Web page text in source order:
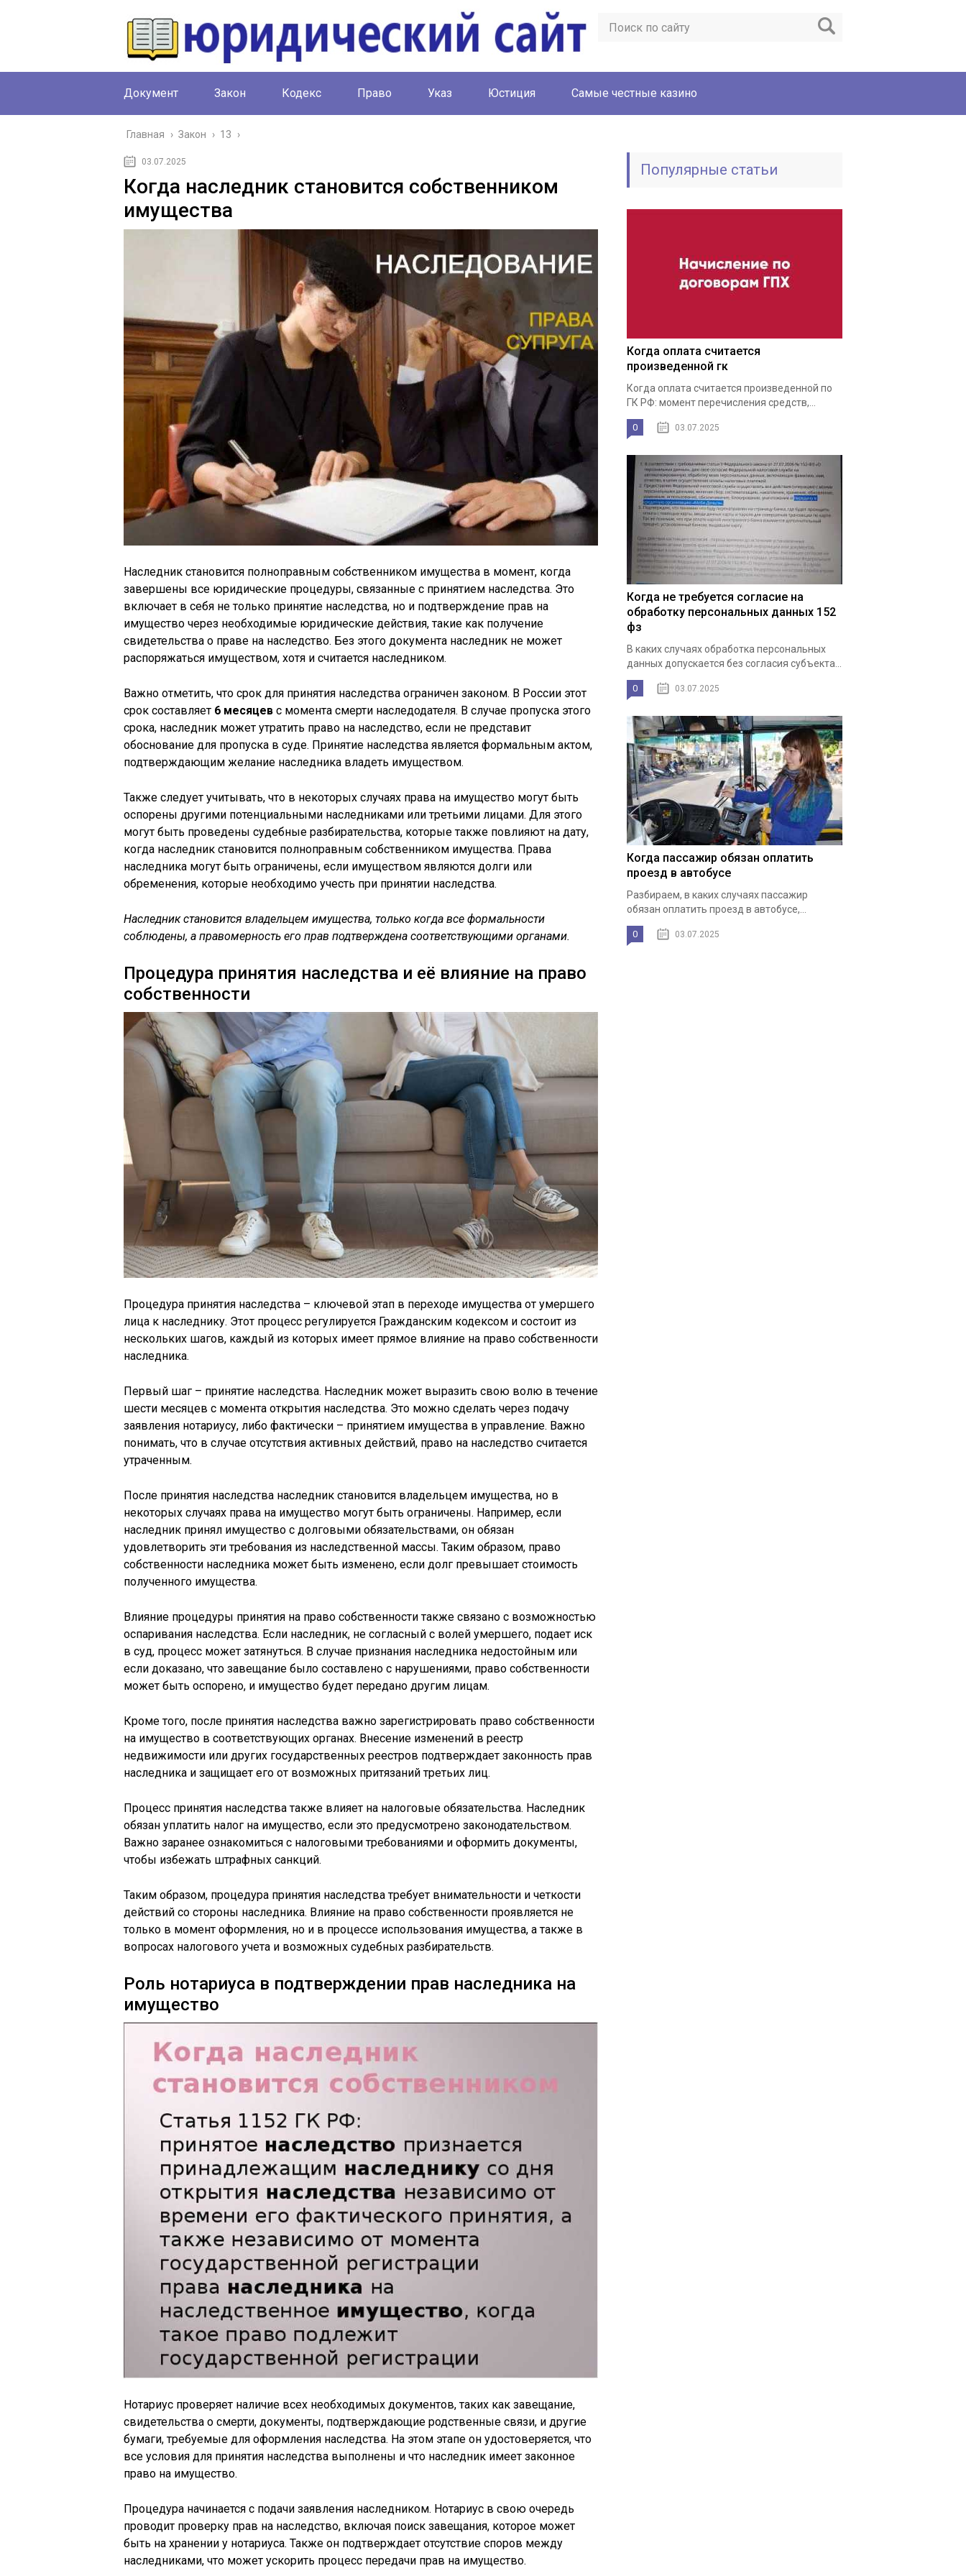
Документ Закон Кодекс Право Указ Юстиция Cамые честные казино
Главная › Закон › 13 ›
03.07.2025
Когда наследник становится собственником
имущества
Наследник становится полноправным собственником имущества в момент, когда
завершены все юридические процедуры, связанные с принятием наследства. Это
включает в себя не только принятие наследства, но и подтверждение прав на
имущество через необходимые юридические действия, такие как получение
свидетельства о праве на наследство. Без этого документа наследник не может
распоряжаться имуществом, хотя и считается наследником.
Важно отметить, что срок для принятия наследства ограничен законом. В России этот
срок составляет 6 месяцев с момента смерти наследодателя. В случае пропуска этого
срока, наследник может утратить право на наследство, если не представит
обоснование для пропуска в суде. Принятие наследства является формальным актом,
подтверждающим желание наследника владеть имуществом.
Также следует учитывать, что в некоторых случаях права на имущество могут быть
оспорены другими потенциальными наследниками или третьими лицами. Для этого
могут быть проведены судебные разбирательства, которые также повлияют на дату,
когда наследник становится полноправным собственником имущества. Права
наследника могут быть ограничены, если имуществом являются долги или
обременения, которые необходимо учесть при принятии наследства.
Наследник становится владельцем имущества, только когда все формальности
соблюдены, а правомерность его прав подтверждена соответствующими органами.
Процедура принятия наследства и её влияние на право
собственности
Процедура принятия наследства – ключевой этап в переходе имущества от умершего
лица к наследнику. Этот процесс регулируется Гражданским кодексом и состоит из
нескольких шагов, каждый из которых имеет прямое влияние на право собственности
наследника.
Первый шаг – принятие наследства. Наследник может выразить свою волю в течение
шести месяцев с момента открытия наследства. Это можно сделать через подачу
заявления нотариусу, либо фактически – принятием имущества в управление. Важно
понимать, что в случае отсутствия активных действий, право на наследство считается
утраченным.
После принятия наследства наследник становится владельцем имущества, но в
некоторых случаях права на имущество могут быть ограничены. Например, если
наследник принял имущество с долговыми обязательствами, он обязан
удовлетворить эти требования из наследственной массы. Таким образом, право
собственности наследника может быть изменено, если долг превышает стоимость
полученного имущества.
Влияние процедуры принятия на право собственности также связано с возможностью
оспаривания наследства. Если наследник, не согласный с волей умершего, подает иск
в суд, процесс может затянуться. В случае признания наследника недостойным или
если доказано, что завещание было составлено с нарушениями, право собственности
может быть оспорено, и имущество будет передано другим лицам.
Кроме того, после принятия наследства важно зарегистрировать право собственности
на имущество в соответствующих органах. Внесение изменений в реестр
недвижимости или других государственных реестров подтверждает законность прав
наследника и защищает его от возможных притязаний третьих лиц.
Процесс принятия наследства также влияет на налоговые обязательства. Наследник
обязан уплатить налог на имущество, если это предусмотрено законодательством.
Важно заранее ознакомиться с налоговыми требованиями и оформить документы,
чтобы избежать штрафных санкций.
Таким образом, процедура принятия наследства требует внимательности и четкости
действий со стороны наследника. Влияние на право собственности проявляется не
только в момент оформления, но и в процессе использования имущества, а также в
вопросах налогового учета и возможных судебных разбирательств.
Роль нотариуса в подтверждении прав наследника на
имущество
Нотариус проверяет наличие всех необходимых документов, таких как завещание,
свидетельства о смерти, документы, подтверждающие родственные связи, и другие
бумаги, требуемые для оформления наследства. На этом этапе он удостоверяется, что
все условия для принятия наследства выполнены и что наследник имеет законное
право на имущество.
Процедура начинается с подачи заявления наследником. Нотариус в свою очередь
проводит проверку прав на наследство, включая поиск завещания, которое может
быть на хранении у нотариуса. Также он подтверждает отсутствие споров между
наследниками, что может ускорить процесс передачи прав на имущество.
Популярные статьи
Когда оплата считается
произведенной гк
Когда оплата считается произведенной по
ГК РФ: момент перечисления средств,...
0 03.07.2025
Когда не требуется согласие на
обработку персональных данных 152
фз
В каких случаях обработка персональных
данных допускается без согласия субъекта...
0 03.07.2025
Когда пассажир обязан оплатить
проезд в автобусе
Разбираем, в каких случаях пассажир
обязан оплатить проезд в автобусе,...
0 03.07.2025